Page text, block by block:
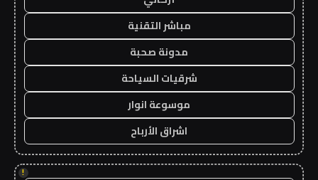
مباشر التقنية
مدونة صحبة
شرقيات السياحة
موسوعة انوار
اشراق الأرباح
!